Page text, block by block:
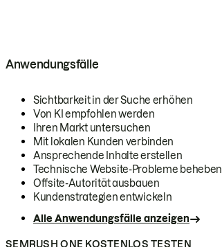
Anwendungsfälle
Sichtbarkeit in der Suche erhöhen
Von KI empfohlen werden
Ihren Markt untersuchen
Mit lokalen Kunden verbinden
Ansprechende Inhalte erstellen
Technische Website-Probleme beheben
Offsite-Autorität ausbauen
Kundenstrategien entwickeln
Alle Anwendungsfälle anzeigen
SEMRUSH ONE KOSTENLOS TESTEN